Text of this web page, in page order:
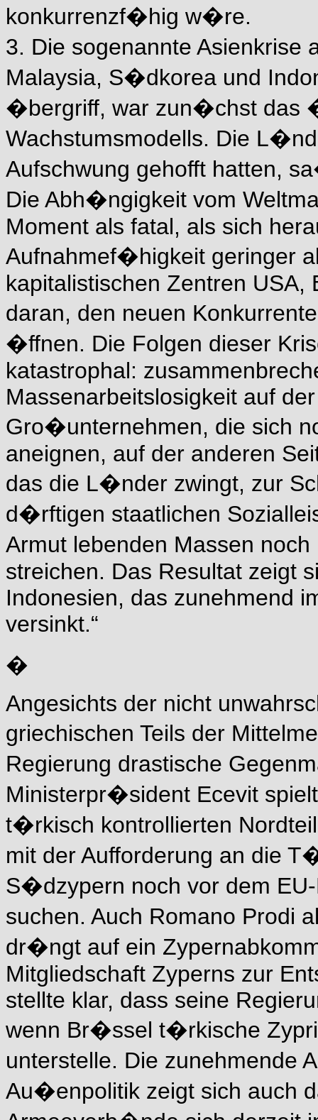
konkurrenzf�hig w�re.
3. Die sogenannte
Malaysia, S�dkorea und
�bergriff, war zun�chst das
Wachstumsmodells. Die
Aufschwung gehofft hatten,
Die Abh�ngigkeit vom
Moment als fatal, als sich
Aufnahmef�higkeit geringer
kapitalistischen Zentren
daran, den neuen
�ffnen. Die Folgen dieser
katastrophal:
Massenarbeitslosigkeit auf
Gro�unternehmen, die sich
aneignen, auf der anderen
das die L�nder zwingt, zur
d�rftigen staatlichen
Armut lebenden Massen
streichen. Das Resultat zeigt
Indonesien, das zunehmend
versinkt.“
�
Angesichts der nicht
griechischen Teils der
Regierung drastische
Ministerpr�sident Ecevit
t�rkisch kontrollierten
mit der Aufforderung an die
S�dzypern noch vor dem
suchen. Auch Romano Prodi
dr�ngt auf ein
Mitgliedschaft Zyperns zur
stellte klar, dass seine
wenn Br�ssel t�rkische
unterstelle. Die
Au�enpolitik zeigt sich auch